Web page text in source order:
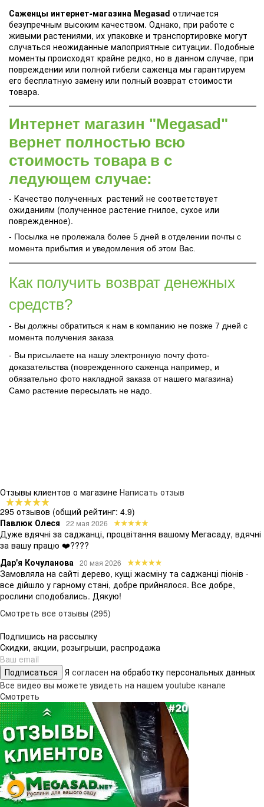
Саженцы интернет-магазина Megasad отличается
безупречным высоким качеством. Однако, при работе с
живыми растениями, их упаковке и транспортировке могут
случаться неожиданные малоприятные ситуации. Подобные
моменты происходят крайне редко, но в данном случае, при
повреждении или полной гибели саженца мы гарантируем
его бесплатную замену или полный возврат стоимости
товара.
Интернет магазин "Megasad"
вернет полностью всю
стоимость товара в с
ледующем случае:
- Качество полученных растений не соответствует
ожиданиям (полученное растение гнилое, сухое или
поврежденное).
- Посылка не пролежала более 5 дней в отделении почты с
момента прибытия и уведомления об этом Вас.
Как получить возврат денежных
средств?
- Вы должны обратиться к нам в компанию не позже 7 дней с
момента получения заказа
- Вы присылаете на нашу электронную почту фото-
доказательства (поврежденного саженца например, и
обязательно фото накладной заказа от нашего магазина)
Само растение пересылать не надо.
Отзывы клиентов о магазине Написать отзыв
295 отзывов (общий рейтинг: 4.9)
Павлюк Олеся
22 мая 2026
Дуже вдячні за саджанці, процвітання вашому Мегасаду, вдячні
за вашу працю ❤️????
Дар'я Кочуланова 20 мая 2026
Замовляла на сайті дерево, кущі жасміну та саджанці піонів -
все дійшло у гарному стані, добре прийнялося. Все добре,
рослини сподобались. Дякую!
Смотреть все отзывы (295)
Подпишись на рассылку
Скидки, акции, розыгрыши, распродажа
Подписаться Я согласен на обработку персональных данных
Все видео вы можете увидеть на нашем youtube канале
Смотреть